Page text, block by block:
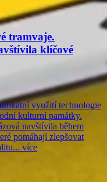
tramvaje.
klíčové
využití technologie
kulturní památky.
navštívila během
pomáhají zlepšovat
více